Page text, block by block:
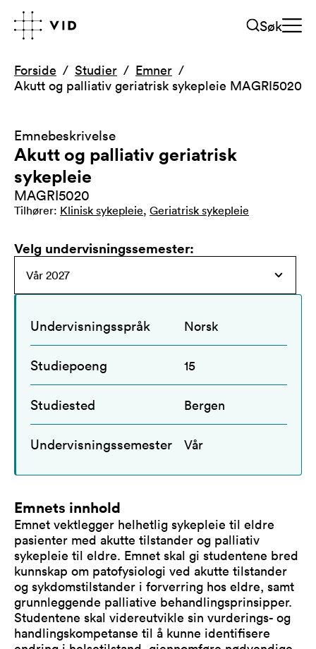
Søk
Forside Studier
Emner
Akutt og palliativ geriatrisk sykepleie MAGRI5020
Emnebeskrivelse
Akutt og palliativ geriatrisk
sykepleie
MAGRI5020
Tilhører: Klinisk sykepleie, Geriatrisk sykepleie
Velg undervisningssemester:
Undervisningsspråk Norsk
Studiepoeng 15
Studiested Bergen
Undervisningssemester Vår
Emnets innhold
Emnet vektlegger helhetlig sykepleie til eldre
pasienter med akutte tilstander og palliativ
sykepleie til eldre. Emnet skal gi studentene bred
kunnskap om patofysiologi ved akutte tilstander
og sykdomstilstander i forverring hos eldre, samt
grunnleggende palliative behandlingsprinsipper.
Studentene skal videreutvikle sin vurderings- og
handlingskompetanse til å kunne identifisere